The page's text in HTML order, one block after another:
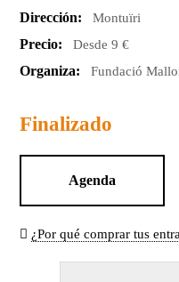
Dirección: Montuïri
Precio: Desde 9 €
Organiza: Fundació
Finalizado
Agenda
¿Por qué comprar tus